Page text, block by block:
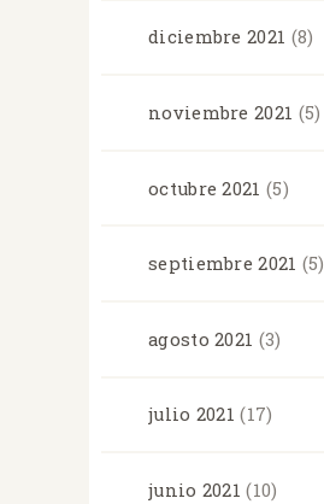
diciembre2021 (8)
noviembre2021 (5)
octubre2021 (5)
septiembre2021 (5)
agosto2021 (3)
julio 2021 (17)
junio 2021 (10)